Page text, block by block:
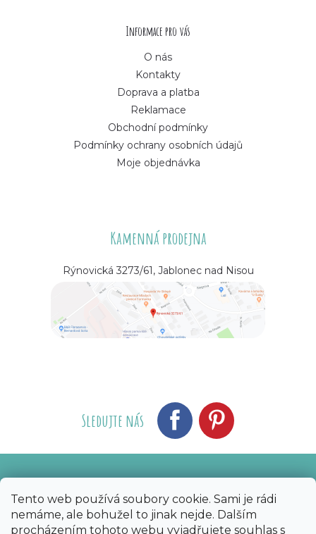
Tento web používá soubory cookie. Sami je rádi
nemáme, ale bohužel to jinak nejde. Dalším
procházením tohoto webu vyjadřujete souhlas s
Informace pro vás
O nás
Kontakty
Doprava a platba
Reklamace
Obchodní podmínky
Podmínky ochrany osobních údajů
Moje objednávka
Kamenná prodejna
Rýnovická 3273/61, Jablonec nad Nisou
Sledujte nás
Copyright 2026 Bijoux Components - Svět